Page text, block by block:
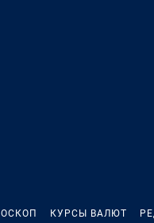
КУРСЫ ВАЛЮТ